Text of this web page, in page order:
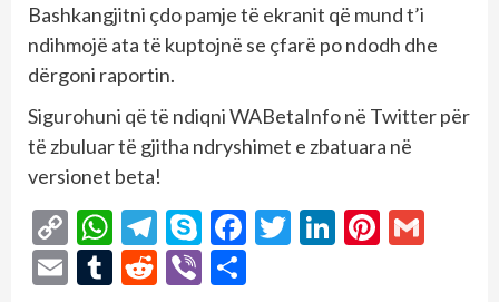
Bashkangjitni çdo pamje të ekranit që mund t’i
ndihmojë ata të kuptojnë se çfarë po ndodh dhe
dërgoni raportin.
Sigurohuni që të ndiqni WABetaInfo në Twitter për
të zbuluar të gjitha ndryshimet e zbatuara në
versionet beta!
Copy
Link
WhatsApp
Telegram
SkypeFacebook
Twitter
LinkedIn
EmailTumblr
Reddit
Viber